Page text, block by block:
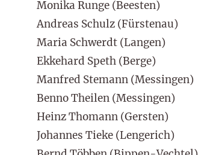
Monika Runge (Beesten)
Andreas Schulz (Fürstenau)
Maria Schwerdt (Langen)
Ekkehard Speth (Berge)
Manfred Stemann (Messingen)
Benno Theilen (Messingen)
Heinz Thomann (Gersten)
Johannes Tieke (Lengerich)